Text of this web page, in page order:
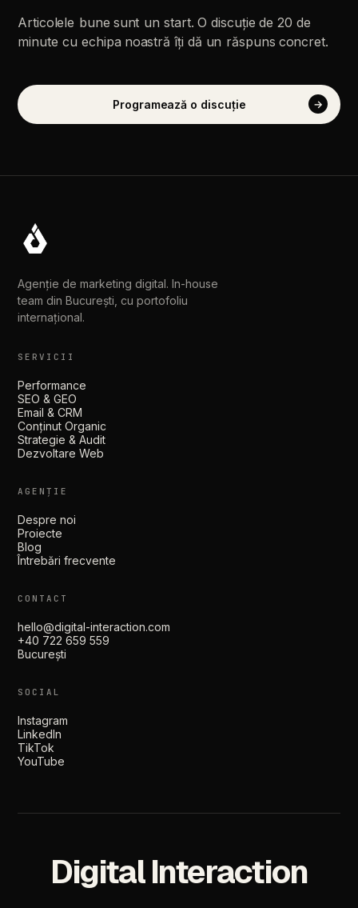
Articolele bune sunt un start. O discuție de 20 de
minute cu echipa noastră îți dă un răspuns concret.
Programează o discuție →
Agenție de marketing digital. In-house
team din București, cu portofoliu
internațional.
SERVICII
Performance
SEO & GEO
Email & CRM
Conținut Organic
Strategie & Audit
Dezvoltare Web
AGENȚIE
Despre noi
Proiecte
Blog
Întrebări frecvente
CONTACT
hello@digital-interaction.com
+40 722 659 559
București
SOCIAL
Instagram
LinkedIn
TikTok
YouTube
Digital Interaction